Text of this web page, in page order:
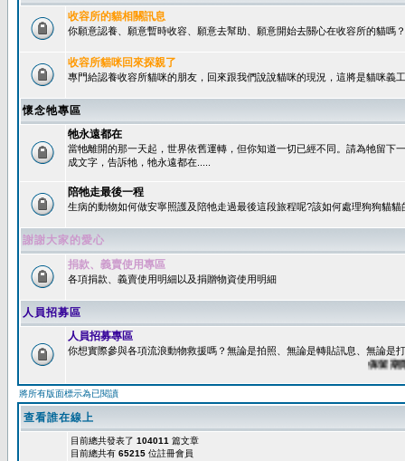
收容所的貓相關訊息
你願意認養、願意暫時收容、願意去幫助、願意開始去關心在收容所的貓嗎？
收容所貓咪回來探親了
專門給認養收容所貓咪的朋友，回來跟我們說說貓咪的現況，這將是貓咪義
懷念牠專區
牠永遠都在
當牠離開的那一天起，世界依舊運轉，但你知道一切已經不同。請為牠留下
成文字，告訴牠，牠永遠都在.....
陪牠走最後一程
生病的動物如何做安寧照護及陪牠走過最後這段旅程呢?該如何處理狗狗貓貓
謝謝大家的愛心
捐款、義賣使用專區
各項捐款、義賣使用明細以及捐贈物資使用明細
人員招募區
人員招募專區
你想實際參與各項流浪動物救援嗎？無論是拍照、無論是轉貼訊息、無論是
保留期限：
將所有版面標示為已閱讀
查看誰在線上
目前總共發表了 104011 篇文章
目前總共有 65215 位註冊會員